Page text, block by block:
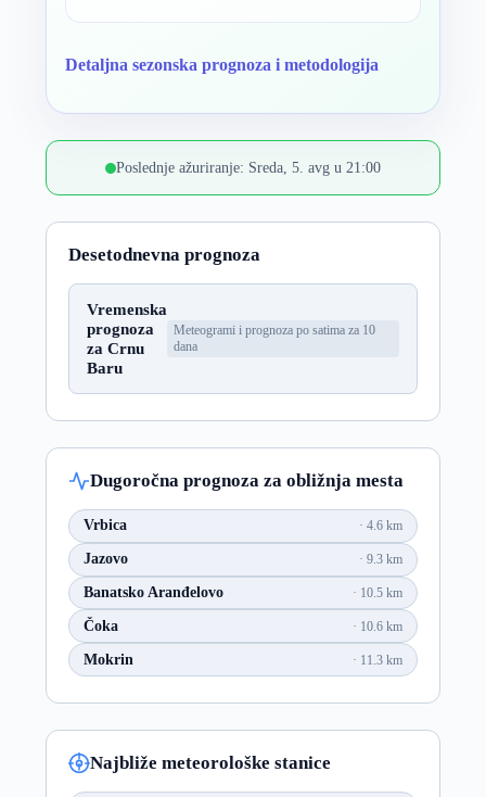
Detaljna sezonska prognoza i metodologija
Poslednje ažuriranje: Sreda, 5. avg u 21:00
Desetodnevna prognoza
Vremenska
prognoza
za Crnu
Baru
Meteogrami i prognoza po satima za 10
dana
Dugoročna prognoza za obližnja mesta
Vrbica 4.6 km
Jazovo 9.3 km
Banatsko Aranđelovo 10.5 km
Čoka 10.6 km
Mokrin 11.3 km
Najbliže meteorološke stanice